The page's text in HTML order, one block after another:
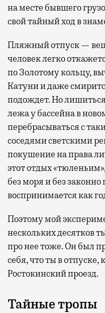
на месте бывшего
свой тайный ход в
Пляжный отпуск —
человек легко
по Золотому кольцу,
Катуни и даже
подождет. Но
лежа у бассейна в
перебрасываться с
соседями светскими
покушение на права
этот отдых
без моря и без
воспринимается как
Поэтому мой
нескольких десятков
про нее тоже. Он был
себя, что ты в
Ростокинский проезд.
Тайные тропы